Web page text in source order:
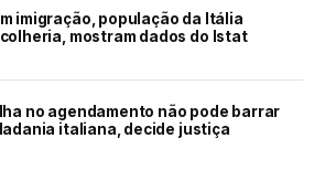
imigração, população da Itália
mostram dados do Istat
no agendamento não pode barrar
italiana, decide justiça